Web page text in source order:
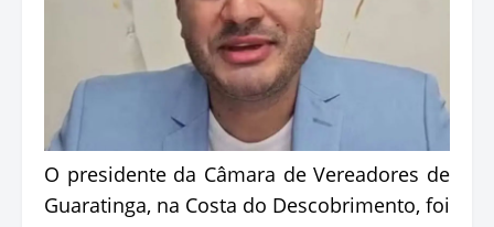
O presidente da Câmara de Vereadores de
Guaratinga, na Costa do Descobrimento, foi